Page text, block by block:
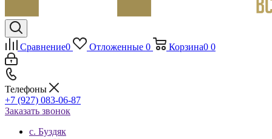
Сравнение0 Отложенные 0 Корзина0 0
Телефоны
+7 (927) 083-06-87
Заказать звонок
c. Буздяк